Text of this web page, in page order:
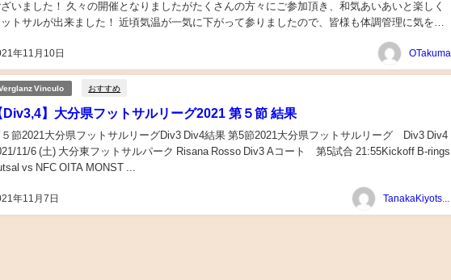
年11月10日
ざいました！ 久々の開催となりましたがたくさんの方々にご参加頂き、和気あいあいと楽しく
トサルが出来ました！ 近頃気温が一気に下がって参りましたので、皆様も体調管理に気をつ
OTakuma
Vinculo おすすめ
Div3,4】大分県フットサルリーグ2021 第５節 結果
年11月7日
節2021大分県フットサルリーグDiv3 Div4結果 第5節2021大分県フットサルリーグ Div3 Div4
11/6 (土) 大分東フットサルパーク Risana Rosso Div3 Aコート 第5試合 21:55Kickoff B-rings
vs NFC OITA MONST ...
TanakaKiyotsugu